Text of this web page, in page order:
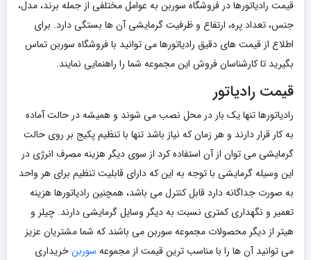
قیمت رادیاتورها در فروشگاه سوربن به عوامل مختلفی از جمله برند، مدل،
جنس، تعداد پره، ارتفاع و ظرفیت گرمایشی آن ها بستگی دارد. برای
اطلاع از قیمت های دقیق رادیاتورها می توانید با فروشگاه سوربن تماس
بگیرید تا کارشناسان فروش این مجموعه شما را راهنمایی نمایند.
قیمت رادیاتور
رادیاتورها تنها یک بار در محل نصب می شوند و همیشه در حالت آماده
به کار قرار دارند و هر زمان که نیاز باشد تنها با تنظیم پکیج بر روی حالت
گرمایشی می توان از آن استفاده کرد از سوی دیگر هزینه مصرف انرژی در
این وسیله گرمایشی با توجه به این که دارای قابلیت تنظیم برای هر واحد
به صورت جداگانه دارد قابل کنترل می باشد، همچنین رادیاتورها هزینه
تعمیر و نگهداری کمتری نسبت به دیگر وسایل گرمایشی دارند. چیلر و
هیتر از دیگر محصولات مجموعه سوربن می باشند که شما مشتریان عزیز
می توانید آن ها را با مناسب ترین قیمت از مجموعه سوربنخریداری